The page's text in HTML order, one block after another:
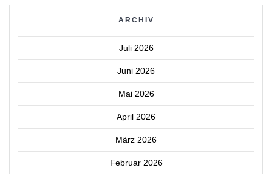
ARCHIV
Juli 2026
Juni 2026
Mai 2026
April 2026
März 2026
Februar 2026